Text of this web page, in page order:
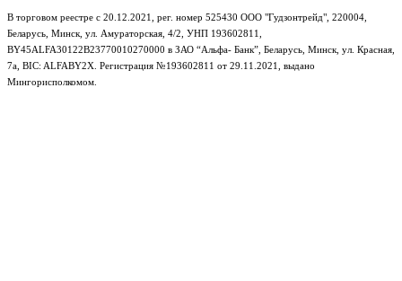
В торговом реестре с 20.12.2021, рег. номер 525430 ООО "Гудзонтрейд", 220004,
Беларусь, Минск, ул. Амураторская, 4/2, УНП 193602811,
BY45ALFA30122B23770010270000 в ЗАО “Альфа- Банк”, Беларусь, Минск, ул. Красная,
7а, BIC: ALFABY2X. Регистрация №193602811 от 29.11.2021, выдано
Мингорисполкомом.